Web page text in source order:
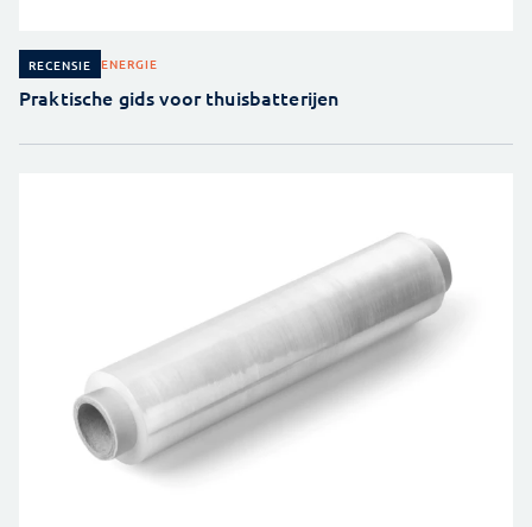
RECENSIE ENERGIE
Praktische gids voor thuisbatterijen